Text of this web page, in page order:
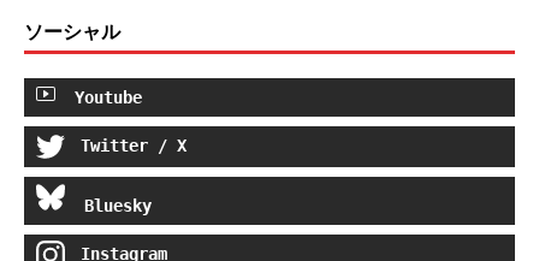
ソーシャル
Youtube
Twitter / X
Bluesky
Instagram